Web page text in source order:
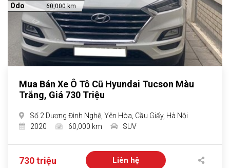
Odo 60,000 km
Mua Bán Xe Ô Tô Cũ Hyundai Tucson Màu
Trắng, Giá 730 Triệu
Số 2 Dương Đình Nghệ, Yên Hòa, Cầu Giấy, Hà Nội
2020
60,000 km SUV
730 triệu Liên hệ